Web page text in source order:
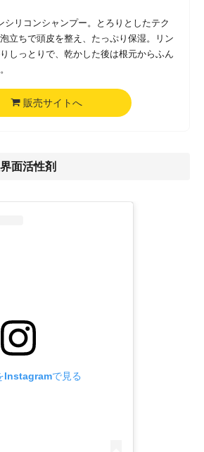
シリコンシャンプー。とろりとしたテク
立ちで頭皮を整え、たっぷり保湿。リン
しっとりで、乾かした後は根元からふん
販売サイトへ
面活性剤
Instagramで見る